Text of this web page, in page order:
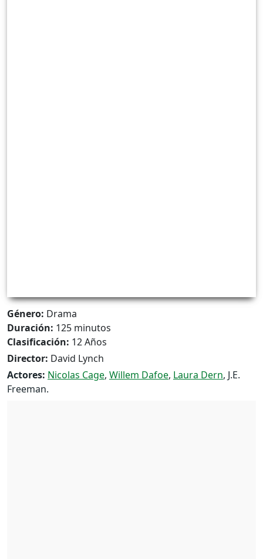
Género: Drama
Duración: 125 minutos
Clasificación: 12 Años
Director: David Lynch
Actores: Nicolas Cage, Willem Dafoe, Laura Dern, J.E.
Freeman.